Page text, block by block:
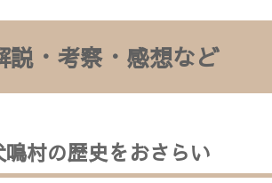
説・考察・感想など
鳴村の歴史をおさらい